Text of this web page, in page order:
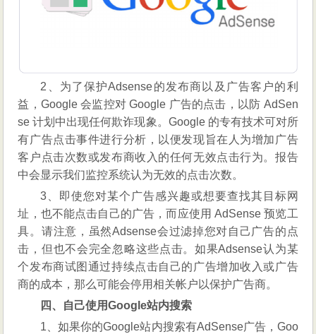
2、为了保护Adsense的发布商以及广告客户的利
益，Google 会监控对 Google 广告的点击，以防 AdSen
se 计划中出现任何欺诈现象。Google 的专有技术可对所
有广告点击事件进行分析，以便发现旨在人为增加广告
客户点击次数或发布商收入的任何无效点击行为。报告
中会显示我们监控系统认为无效的点击次数。
3、即使您对某个广告感兴趣或想要查找其目标网
址，也不能点击自己的广告，而应使用 AdSense 预览工
具。请注意，虽然Adsense会过滤掉您对自己广告的点
击，但也不会完全忽略这些点击。如果Adsense认为某
个发布商试图通过持续点击自己的广告增加收入或广告
商的成本，那么可能会停用相关帐户以保护广告商。
四、自己使用Google站内搜索
1、如果你的Google站内搜索有AdSense广告，Goo